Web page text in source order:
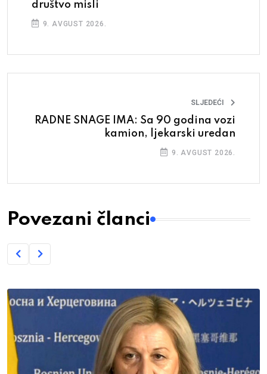
društvo misli
9. AVGUST 2026.
SLJEDEĆI
RADNE SNAGE IMA: Sa 90 godina vozi
kamion, ljekarski uredan
9. AVGUST 2026.
Povezani članci